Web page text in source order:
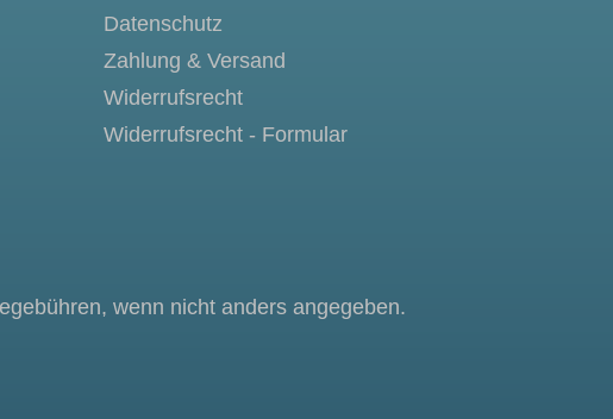
Datenschutz
Zahlung & Versand
Widerrufsrecht
Widerrufsrecht - Formular
wenn nicht anders angegeben.